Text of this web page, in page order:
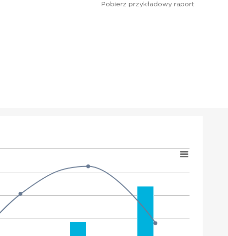
Pobierz przykładowy raport